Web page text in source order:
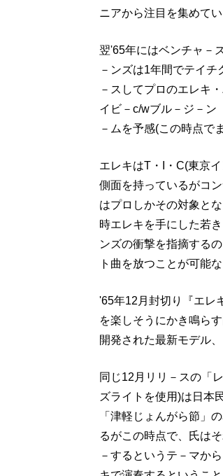
ニアから注目を集めてい
翌'65年にはベンチャ－
－ンズは1年間でテイ
－スしてプロのエレキ
イビ－c/wブル－ジ－
－ムを予感(この時点で
エレキはT・I・C(東京
側面を持っているがコ
はプロしかその対象と
時エレキを手にした若
ンズの衝撃を指摘する
ト曲を放つことが可能
'65年12月封切り『エレ
を楽しそうにかき鳴ら
開発された最新モデル
同じ12月リリ－スの「
ズライトを使用)は日本
「津軽じょんがら節」
るがこの時点で、氏は
－するというテ－マか